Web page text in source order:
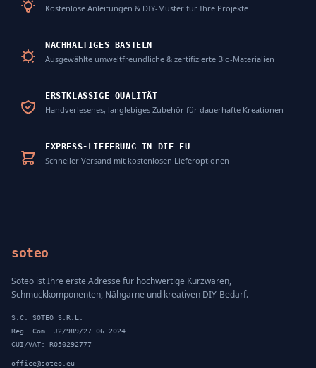
Kostenlose Anleitungen & DIY-Muster für Ihre Projekte
NACHHALTIGES BASTELN
Ausgewählte umweltfreundliche & zertifizierte Bio-Materialien
ERSTKLASSIGE QUALITÄT
Handverlesenes, langlebiges Zubehör für dauerhafte Kreationen
EXPRESS-LIEFERUNG IN DIE EU
Schneller Versand mit kostenlosen Lieferoptionen
soteo
Soteo ist Ihre erste Adresse für hochwertige Kurzwaren,
Schmuckkomponenten, Nähgarne und kreativen DIY-Bedarf.
S.C. SOTEO S.R.L.
Reg. Com. J2/989/27.06.2024
CUI/VAT: RO50292777
office@soteo.eu